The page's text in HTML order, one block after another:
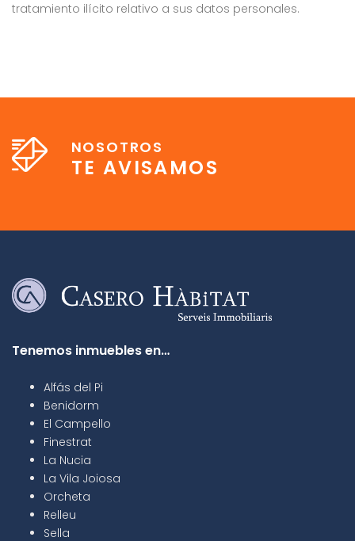
tratamiento ilícito relativo a sus datos personales.
NOSOTROS
TE AVISAMOS
Tenemos inmuebles en…
Alfás del Pi
Benidorm
El Campello
Finestrat
La Nucia
La Vila Joiosa
Orcheta
Relleu
Sella